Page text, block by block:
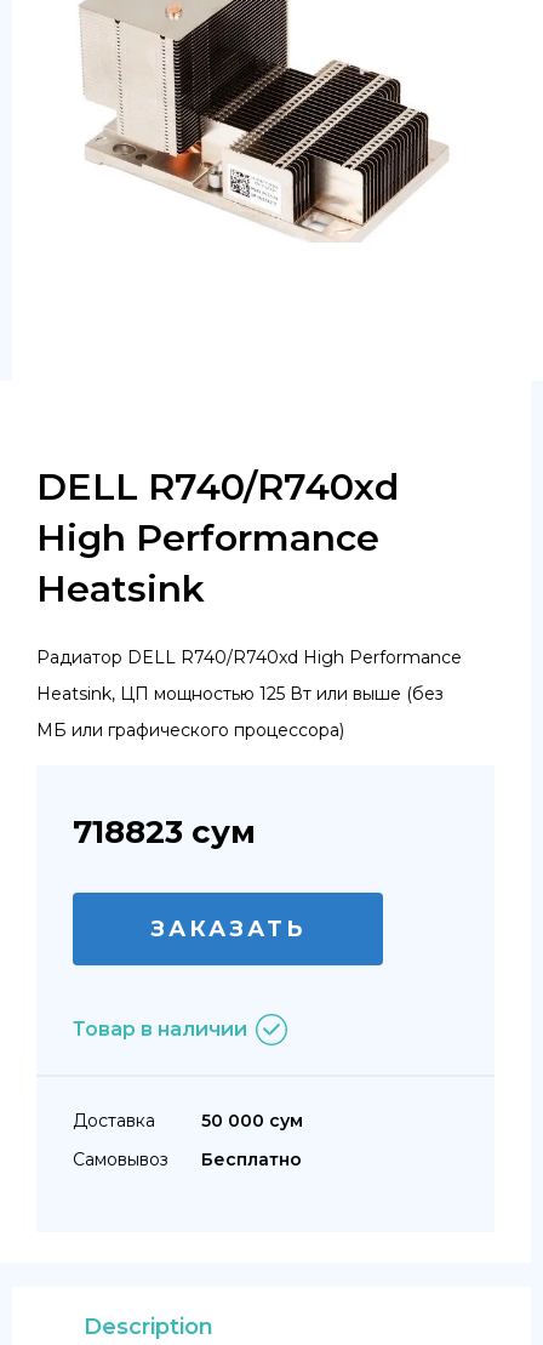
Оперативная память
SAS диски
SSD диски
SATA диски
DELL R740/R740xd
High Performance
Heatsink
Радиатор DELL R740/R740xd High Performance
Heatsink, ЦП мощностью 125 Вт или выше (без
МБ или графического процессора)
718823 сум
ЗАКАЗАТЬ
Товар в наличии
Доставка
50 000 сум
Самовывоз
Бесплатно
Description